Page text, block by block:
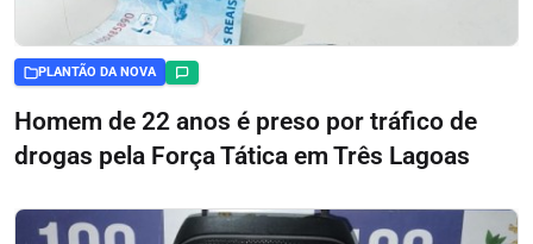
PLANTÃO DA NOVA
Homem de 22 anos é preso por tráfico de
drogas pela Força Tática em Três Lagoas